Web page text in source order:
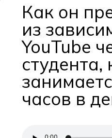
Как он
из
YouTube
студента,
часов в